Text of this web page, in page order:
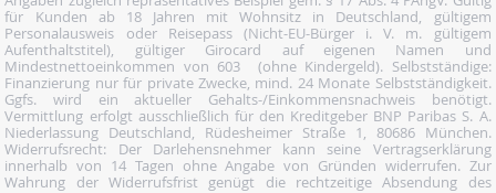
für Kunden ab 18 Jahren mit Wohnsitz in Deutschland, gültigem
Personalausweis oder Reisepass (Nicht-EU-Bürger i. V. m. gültigem
Aufenthaltstitel), gültiger Girocard auf eigenen Namen und
Mindestnettoeinkommen von 603  (ohne Kindergeld). Selbstständige:
Finanzierung nur für private Zwecke, mind. 24 Monate Selbstständigkeit.
Ggfs. wird ein aktueller Gehalts-/Einkommensnachweis benötigt.
Vermittlung erfolgt ausschließlich für den Kreditgeber BNP Paribas S. A.
Niederlassung Deutschland, Rüdesheimer Straße 1, 80686 München.
Widerrufsrecht: Der Darlehensnehmer kann seine Vertragserklärung
innerhalb von 14 Tagen ohne Angabe von Gründen widerrufen. Zur
Wahrung der Widerrufsfrist genügt die rechtzeitige Absendung des